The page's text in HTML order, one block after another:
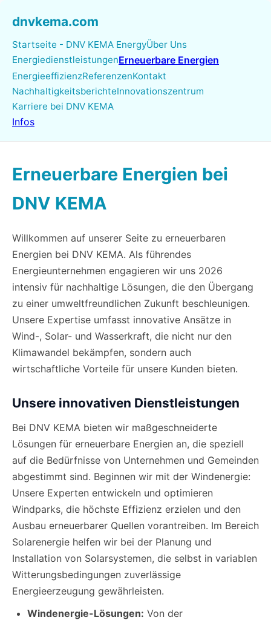
dnvkema.com
Startseite - DNV KEMA EnergyÜber Uns
EnergiedienstleistungenErneuerbare Energien
EnergieeffizienzReferenzenKontakt
NachhaltigkeitsberichteInnovationszentrum
Karriere bei DNV KEMA
Infos
Erneuerbare Energien bei
DNV KEMA
Willkommen auf unserer Seite zu erneuerbaren
Energien bei DNV KEMA. Als führendes
Energieunternehmen engagieren wir uns 2026
intensiv für nachhaltige Lösungen, die den Übergang
zu einer umweltfreundlichen Zukunft beschleunigen.
Unsere Expertise umfasst innovative Ansätze in
Wind-, Solar- und Wasserkraft, die nicht nur den
Klimawandel bekämpfen, sondern auch
wirtschaftliche Vorteile für unsere Kunden bieten.
Unsere innovativen Dienstleistungen
Bei DNV KEMA bieten wir maßgeschneiderte
Lösungen für erneuerbare Energien an, die speziell
auf die Bedürfnisse von Unternehmen und Gemeinden
abgestimmt sind. Beginnen wir mit der Windenergie:
Unsere Experten entwickeln und optimieren
Windparks, die höchste Effizienz erzielen und den
Ausbau erneuerbarer Quellen vorantreiben. Im Bereich
Solarenergie helfen wir bei der Planung und
Installation von Solarsystemen, die selbst in variablen
Witterungsbedingungen zuverlässige
Energieerzeugung gewährleisten.
Windenergie-Lösungen: Von der